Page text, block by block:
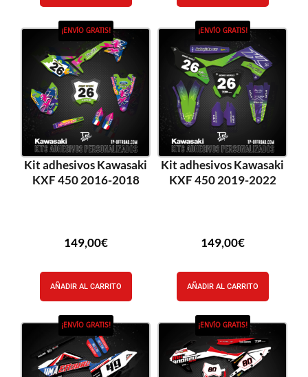
¡ENVÍO GRATIS!
Kit adhesivos Kawasaki
KXF 450 2016-2018
149,00€
AÑADIR AL CARRITO
¡ENVÍO GRATIS!
Kit adhesivos Kawasaki
KXF 450 2019-2022
149,00€
AÑADIR AL CARRITO
¡ENVÍO GRATIS! ¡ENVÍO GRATIS!